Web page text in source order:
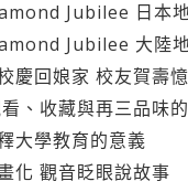
Jubilee 歐美等
Jubilee 日本
Jubilee 大陸
慶回娘家 校友賀壽
、收藏與再三品味的
大學教育的意義